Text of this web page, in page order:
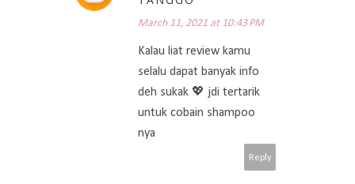
March 11, 2021 at 10:43 PM
Kalau liat review kamu
selalu dapat banyak info
deh sukak 💖 jdi tertarik
untuk cobain shampoo
nya
Reply